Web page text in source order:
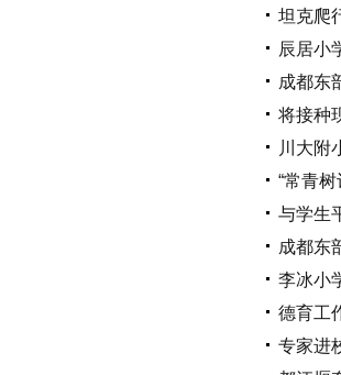
坦克爬
辰居小
成都东
将接种
川大附
“常青
与学生
成都东
李冰小
德育工
专家进